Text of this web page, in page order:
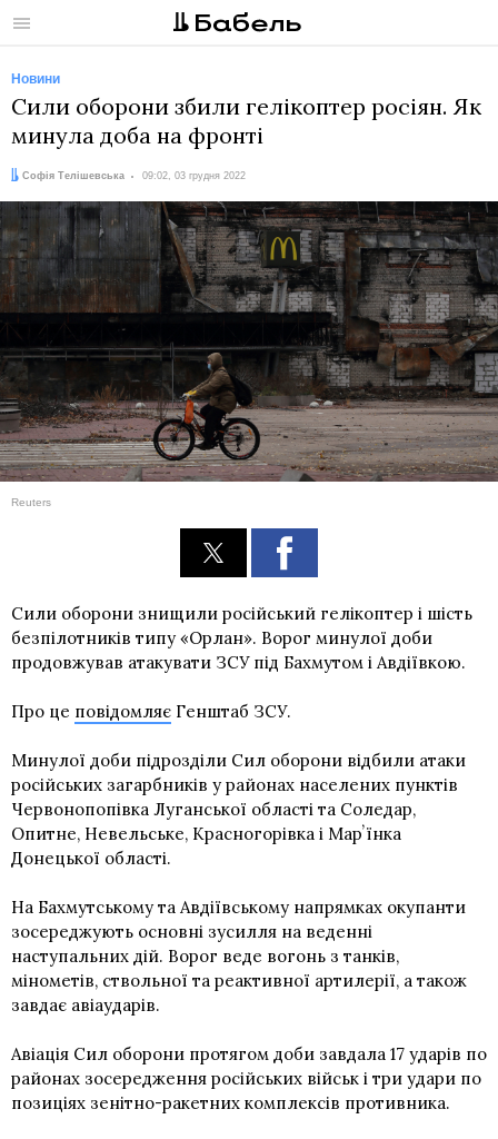
Меню
Новини
Сили оборони збили гелікоптер росіян. Як
минула доба на фронті
Автор:
Софія Телішевська
Дата: 09:02, 03 грудня 2022
Reuters
Сили оборони знищили російський гелікоптер і шість
безпілотників типу «Орлан». Ворог минулої доби
продовжував атакувати ЗСУ під Бахмутом і Авдіївкою.
Про це повідомляє Генштаб ЗСУ.
Минулої доби підрозділи Сил оборони відбили атаки
російських загарбників у районах населених пунктів
Червонопопівка Луганської області та Соледар,
Опитне, Невельське, Красногорівка і Марʼїнка
Донецької області.
На Бахмутському та Авдіївському напрямках окупанти
зосереджують основні зусилля на веденні
наступальних дій. Ворог веде вогонь з танків,
мінометів, ствольної та реактивної артилерії, а також
завдає авіаударів.
Авіація Сил оборони протягом доби завдала 17 ударів по
районах зосередження російських військ і три удари по
позиціях зенітно-ракетних комплексів противника.